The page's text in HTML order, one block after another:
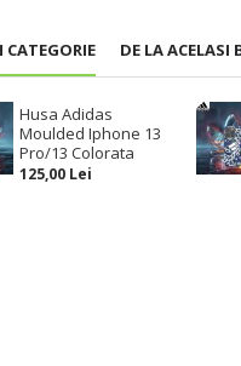
CATEGORIE DE LA ACELASI
Husa Adidas
Moulded Iphone 13
Pro/13 Colorata
125,00 Lei